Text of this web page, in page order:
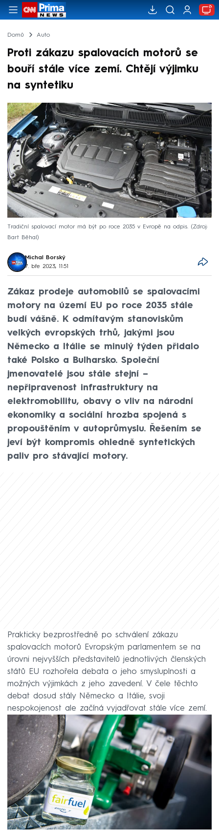
Domů Auto
Proti zákazu spalovacích motorů se
bouří stále více zemí. Chtějí výjimku
na syntetiku
Tradiční spalovací motor má být po roce 2035 v Evropě na odpis.
Zdroj:
Bart Běhal
Michal Borský
7. bře 2023, 11:51
Zákaz prodeje automobilů se spalovacími
motory na území EU po roce 2035 stále
budí vášně. K odmítavým stanoviskům
velkých evropských trhů, jakými jsou
Německo a Itálie se minulý týden přidalo
také Polsko a Bulharsko. Společní
jmenovatelé jsou stále stejní –
nepřipravenost infrastruktury na
elektromobilitu, obavy o vliv na národní
ekonomiky a sociální hrozba spojená s
propouštěním v autoprůmyslu. Řešením se
jeví být kompromis ohledně syntetických
paliv pro stávající motory.
Prakticky bezprostředně po schválení zákazu
spalovacích motorů Evropským parlamentem se na
úrovni nejvyšších představitelů jednotlivých členských
států EU rozhořela debata o jeho smysluplnosti a
možných výjimkách z jeho zavedení. V čele těchto
debat dosud stály Německo a Itálie, svoji
nespokojenost ale začíná vyjadřovat stále více zemí.